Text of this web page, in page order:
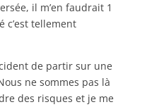
il m’en faudrait 1
c’est tellement
de partir sur une
ne sommes pas là
des risques et je me